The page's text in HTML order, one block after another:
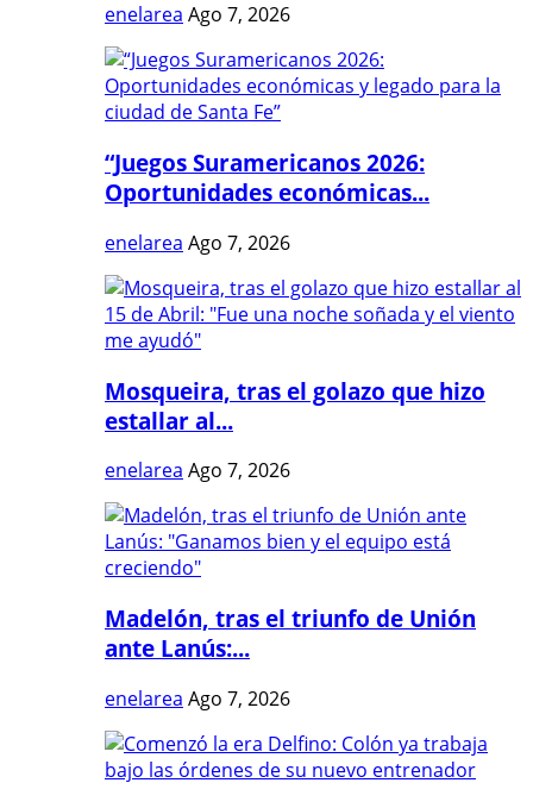
enelarea Ago 7, 2026
“Juegos Suramericanos 2026:
Oportunidades económicas...
enelarea Ago 7, 2026
Mosqueira, tras el golazo que hizo
estallar al...
enelarea Ago 7, 2026
Madelón, tras el triunfo de Unión
ante Lanús:...
enelarea Ago 7, 2026